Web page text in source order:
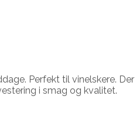
Perfekt til vinelskere.
i smag og kvalitet.